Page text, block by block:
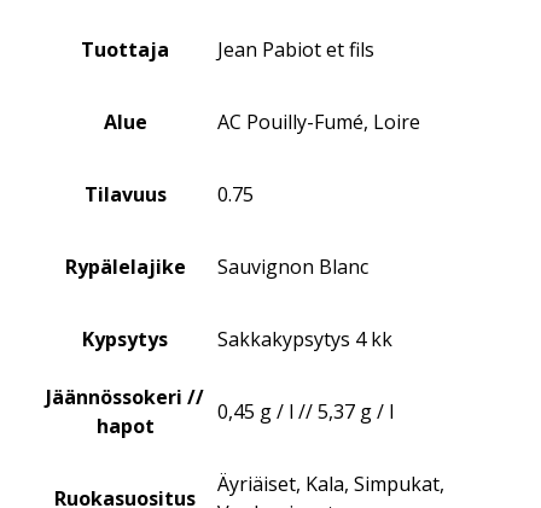
Tuottaja Jean Pabiot et fils
Alue AC Pouilly-Fumé, Loire
Tilavuus 0.75
Rypälelajike Sauvignon Blanc
Kypsytys Sakkakypsytys 4 kk
Jäännössokeri //
hapot
0,45 g / l // 5,37 g / l
Ruokasuositus
Äyriäiset, Kala, Simpukat,